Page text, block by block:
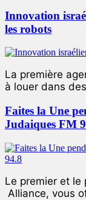
Innovation
les robots
La première
à louer dans
Faites la Une
Judaiques FM
Le premier et
Alliance, vous